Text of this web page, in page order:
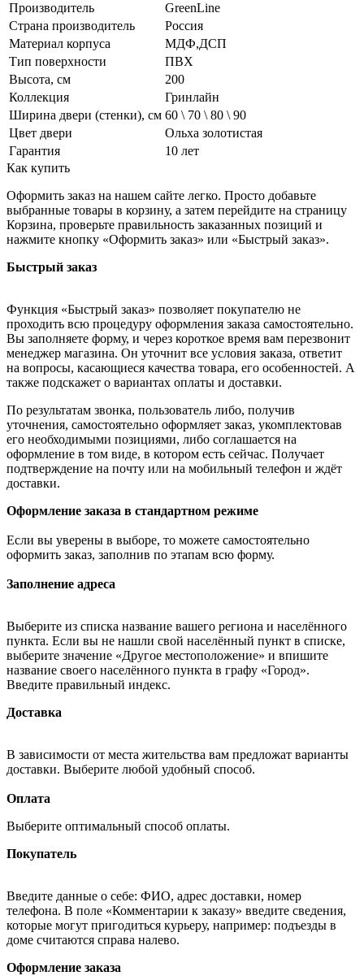
Производитель
GreenLine
Страна производитель
Россия
Материал корпуса
МДФ,ДСП
Тип поверхности
ПВХ
Высота, см
200
Коллекция
Гринлайн
Ширина двери (стенки), см 60 \ 70 \ 80 \ 90
Цвет двери
Ольха золотистая
Гарантия
10 лет
Как купить
Оформить заказ на нашем сайте легко. Просто добавьте
выбранные товары в корзину, а затем перейдите на страницу
Корзина, проверьте правильность заказанных позиций и
нажмите кнопку «Оформить заказ» или «Быстрый заказ».
Быстрый заказ
Функция «Быстрый заказ» позволяет покупателю не
проходить всю процедуру оформления заказа самостоятельно.
Вы заполняете форму, и через короткое время вам перезвонит
менеджер магазина. Он уточнит все условия заказа, ответит
на вопросы, касающиеся качества товара, его особенностей. А
также подскажет о вариантах оплаты и доставки.
По результатам звонка, пользователь либо, получив
уточнения, самостоятельно оформляет заказ, укомплектовав
его необходимыми позициями, либо соглашается на
оформление в том виде, в котором есть сейчас. Получает
подтверждение на почту или на мобильный телефон и ждёт
доставки.
Оформление заказа в стандартном режиме
Если вы уверены в выборе, то можете самостоятельно
оформить заказ, заполнив по этапам всю форму.
Заполнение адреса
Выберите из списка название вашего региона и населённого
пункта. Если вы не нашли свой населённый пункт в списке,
выберите значение «Другое местоположение» и впишите
название своего населённого пункта в графу «Город».
Введите правильный индекс.
Доставка
В зависимости от места жительства вам предложат варианты
доставки. Выберите любой удобный способ.
Оплата
Выберите оптимальный способ оплаты.
Покупатель
Введите данные о себе: ФИО, адрес доставки, номер
телефона. В поле «Комментарии к заказу» введите сведения,
которые могут пригодиться курьеру, например: подъезды в
доме считаются справа налево.
Оформление заказа